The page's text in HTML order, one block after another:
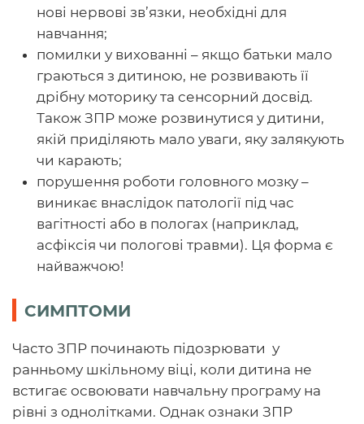
нові нервові зв’язки, необхідні для
навчання;
помилки у вихованні – якщо батьки мало
граються з дитиною, не розвивають її
дрібну моторику та сенсорний досвід.
Також ЗПР може розвинутися у дитини,
якій приділяють мало уваги, яку залякують
чи карають;
порушення роботи головного мозку –
виникає внаслідок патології під час
вагітності або в пологах (наприклад,
асфіксія чи пологові травми). Ця форма є
найважчою!
СИМПТОМИ
Часто ЗПР починають підозрювати у
ранньому шкільному віці, коли дитина не
встигає освоювати навчальну програму на
рівні з однолітками. Однак ознаки ЗПР